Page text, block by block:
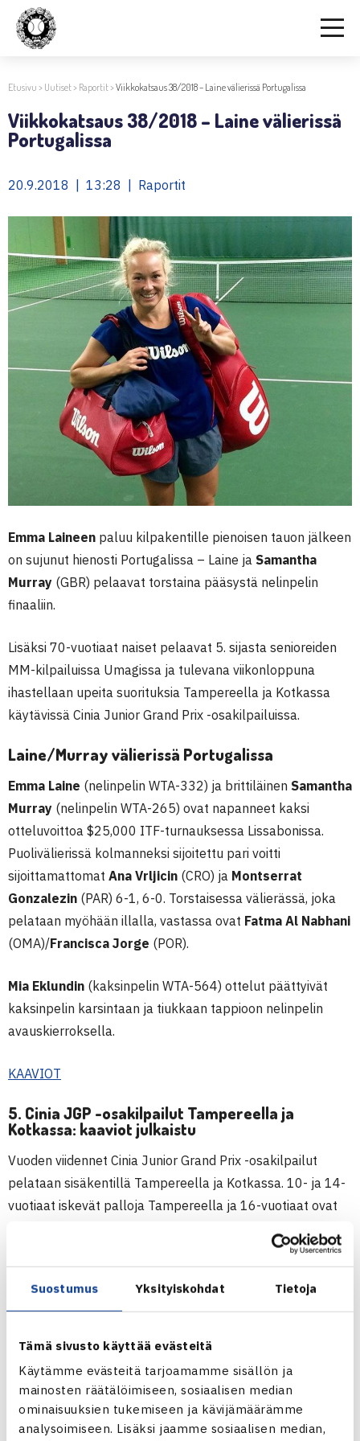
Suostumus Yksityiskohdat Tietoja
Tämä sivusto käyttää evästeitä
Käytämme evästeitä tarjoamamme sisällön ja
mainosten räätälöimiseen, sosiaalisen median
ominaisuuksien tukemiseen ja kävijämäärämme
analysoimiseen. Lisäksi jaamme sosiaalisen median,
Etusivu > Uutiset> Raportit>Viikkokatsaus 38/2018 – Laine välierissä Portugalissa
Viikkokatsaus 38/2018 – Laine välierissä
Portugalissa
20.9.2018 | 13:28 | Raportit
Emma Laineen paluu kilpakentille pienoisen tauon jälkeen
on sujunut hienosti Portugalissa – Laine ja Samantha
Murray (GBR) pelaavat torstaina pääsystä nelinpelin
finaaliin.
Lisäksi 70-vuotiaat naiset pelaavat 5. sijasta senioreiden
MM-kilpailuissa Umagissa ja tulevana viikonloppuna
ihastellaan upeita suorituksia Tampereella ja Kotkassa
käytävissä Cinia Junior Grand Prix -osakilpailuissa.
Laine/Murray välierissä Portugalissa
Emma Laine (nelinpelin WTA-332) ja brittiläinen Samantha
Murray (nelinpelin WTA-265) ovat napanneet kaksi
otteluvoittoa $25,000 ITF-turnauksessa Lissabonissa.
Puolivälierissä kolmanneksi sijoitettu pari voitti
sijoittamattomat Ana Vrljicin (CRO) ja Montserrat
Gonzalezin (PAR) 6-1, 6-0. Torstaisessa välierässä, joka
pelataan myöhään illalla, vastassa ovat Fatma Al Nabhani
(OMA)/Francisca Jorge (POR).
Mia Eklundin (kaksinpelin WTA-564) ottelut päättyivät
kaksinpelin karsintaan ja tiukkaan tappioon nelinpelin
avauskierroksella.
KAAVIOT
5. Cinia JGP -osakilpailut Tampereella ja
Kotkassa: kaaviot julkaistu
Vuoden viidennet Cinia Junior Grand Prix -osakilpailut
pelataan sisäkentillä Tampereella ja Kotkassa. 10- ja 14-
vuotiaat iskevät palloja Tampereella ja 16-vuotiaat ovat
pelaajia mukana, joten viikonloppuna nähdään iloista
tekemistä varmasti niin kentillä kuin niiden ulkopuolella.
KAAVIOT, 10- JA 14-VUOTIAAT TAMPERE
KAAVIOT, 16-VUOTIAAT KOTKA